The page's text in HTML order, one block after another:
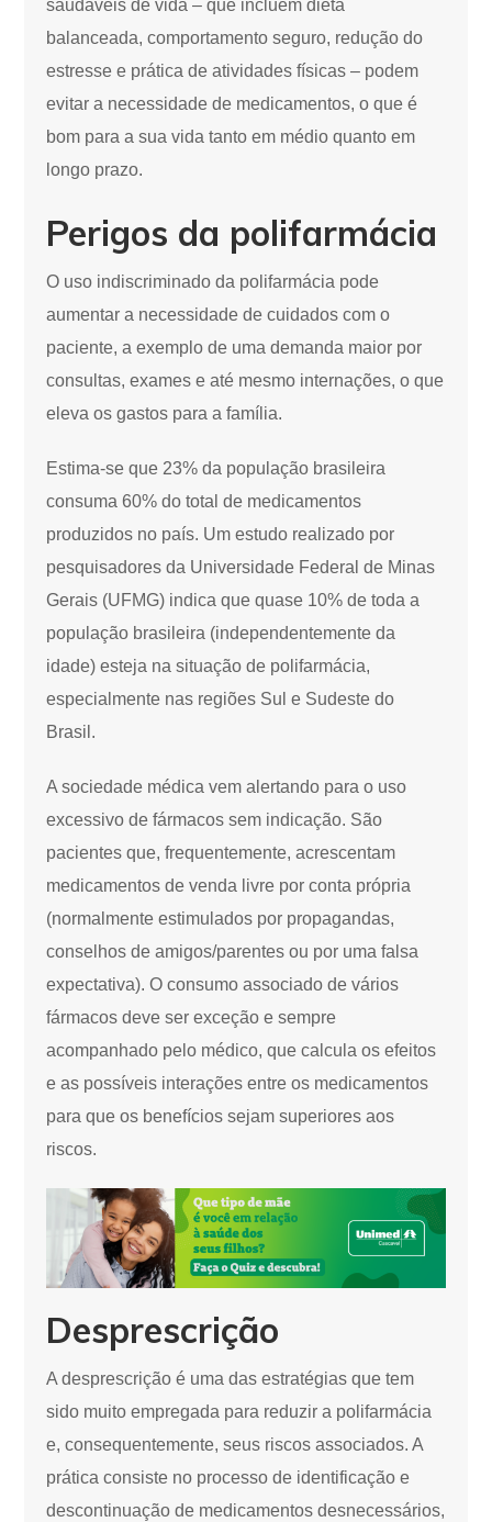
saudáveis de vida – que incluem dieta
balanceada, comportamento seguro, redução do
estresse e prática de atividades físicas – podem
evitar a necessidade de medicamentos, o que é
bom para a sua vida tanto em médio quanto em
longo prazo.
Perigos da polifarmácia
O uso indiscriminado da polifarmácia pode
aumentar a necessidade de cuidados com o
paciente, a exemplo de uma demanda maior por
consultas, exames e até mesmo internações, o que
eleva os gastos para a família.
Estima-se que 23% da população brasileira
consuma 60% do total de medicamentos
produzidos no país. Um estudo realizado por
pesquisadores da Universidade Federal de Minas
Gerais (UFMG) indica que quase 10% de toda a
população brasileira (independentemente da
idade) esteja na situação de polifarmácia,
especialmente nas regiões Sul e Sudeste do
Brasil.
A sociedade médica vem alertando para o uso
excessivo de fármacos sem indicação. São
pacientes que, frequentemente, acrescentam
medicamentos de venda livre por conta própria
(normalmente estimulados por propagandas,
conselhos de amigos/parentes ou por uma falsa
expectativa). O consumo associado de vários
fármacos deve ser exceção e sempre
acompanhado pelo médico, que calcula os efeitos
e as possíveis interações entre os medicamentos
para que os benefícios sejam superiores aos
riscos.
Desprescrição
A desprescrição é uma das estratégias que tem
sido muito empregada para reduzir a polifarmácia
e, consequentemente, seus riscos associados. A
prática consiste no processo de identificação e
descontinuação de medicamentos desnecessários,